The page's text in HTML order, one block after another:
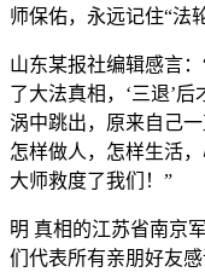
师保佑，永远记住“法
山东某报社编辑感言
了大法真相，‘三退’
涡中跳出，原来自己
怎样做人，怎样生活
大师救度了我们！”
明 真相的江苏省南京
们代表所有亲朋好友